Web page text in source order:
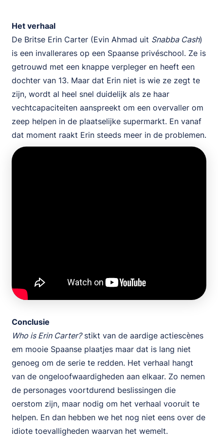
Het verhaal
De Britse Erin Carter (Evin Ahmad uit Snabba Cash)
is een invallerares op een Spaanse privéschool. Ze is
getrouwd met een knappe verpleger en heeft een
dochter van 13. Maar dat Erin niet is wie ze zegt te
zijn, wordt al heel snel duidelijk als ze haar
vechtcapaciteiten aanspreekt om een overvaller om
zeep helpen in de plaatselijke supermarkt. En vanaf
dat moment raakt Erin steeds meer in de problemen.
Conclusie
Who is Erin Carter?stikt van de aardige actiescènes
em mooie Spaanse plaatjes maar dat is lang niet
genoeg om de serie te redden. Het verhaal hangt
van de ongeloofwaardigheden aan elkaar. Zo nemen
de personages voortdurend beslissingen die
oerstom zijn, maar nodig om het verhaal vooruit te
helpen. En dan hebben we het nog niet eens over de
idiote toevalligheden waarvan het wemelt.